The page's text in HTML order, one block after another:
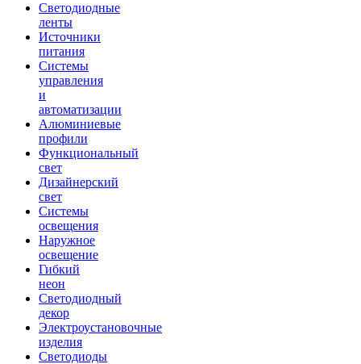
Светодиодные
ленты
Источники
питания
Системы
управления
и
автоматизации
Алюминиевые
профили
Функциональный
свет
Дизайнерский
свет
Системы
освещения
Наружное
освещение
Гибкий
неон
Светодиодный
декор
Электроустановочные
изделия
Светодиоды